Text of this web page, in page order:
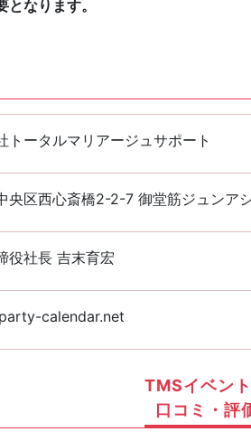
なります。
トータルマリアージュサポート
央区西心斎橋2-2-7 御堂筋ジュンア
役社長 吉末育宏
calendar.net
TMSイベン
口コミ・評